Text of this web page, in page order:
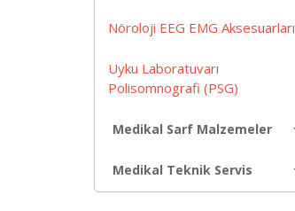
Nöroloji EEG EMG Aksesuarları
Uyku Laboratuvarı
Polisomnografi (PSG)
Medikal Sarf Malzemeler
Medikal Teknik Servis